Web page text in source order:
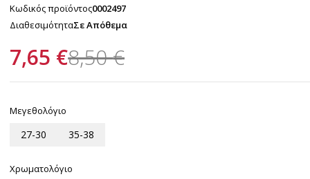
Κωδικός προϊόντος0002497
ΔιαθεσιμότηταΣε Απόθεμα
8,50€
7,65 €
Μεγεθολόγιο
27-30 35-38
Χρωματολόγιο